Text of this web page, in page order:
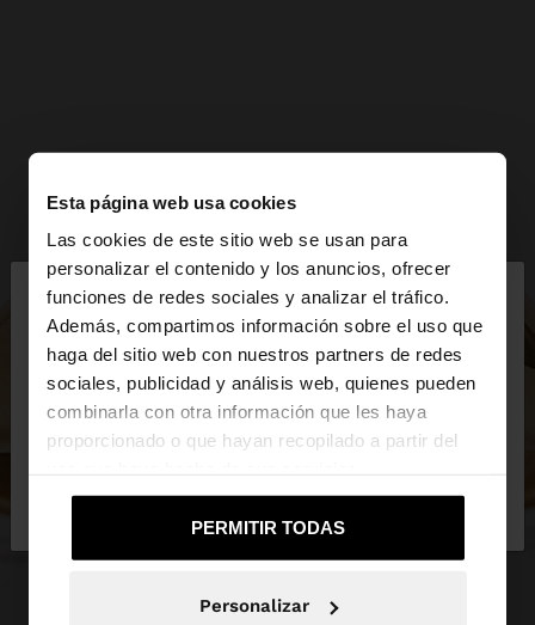
Esta página web usa cookies
Las cookies de este sitio web se usan para
personalizar el contenido y los anuncios, ofrecer
funciones de redes sociales y analizar el tráfico.
Además, compartimos información sobre el uso que
haga del sitio web con nuestros partners de redes
sociales, publicidad y análisis web, quienes pueden
combinarla con otra información que les haya
proporcionado o que hayan recopilado a partir del
PERMITIR TODAS
Personalizar
hola
Estás accediendo a la web de España. ¿Quieres ir a
la web de United States?